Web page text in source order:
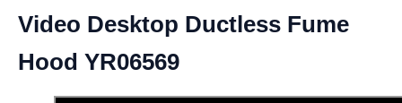
Video Desktop Ductless Fume
Hood YR06569